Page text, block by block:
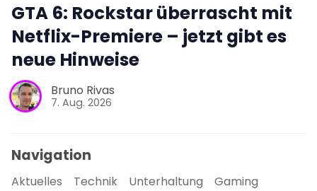
GTA 6: Rockstar überrascht mit
Netflix-Premiere – jetzt gibt es
neue Hinweise
Bruno Rivas
7. Aug. 2026
Navigation
Aktuelles Technik Unterhaltung
Gaming